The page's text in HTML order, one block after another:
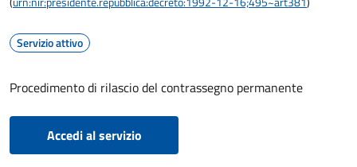
Servizio attivo
Procedimento di rilascio del contrassegno permanente
Accedi al servizio